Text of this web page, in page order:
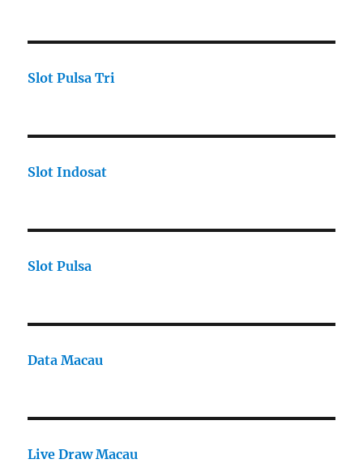
Slot Pulsa Tri
Slot Indosat
Slot Pulsa
Data Macau
Live Draw Macau